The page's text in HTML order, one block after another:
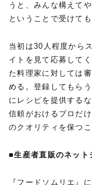
うと、みんな構えて
ということで受けて
当初は30人程度から
イトを見て応募して
た料理家に対しては
める。登録してもら
にレシピを提供する
信頼がおけるプロだ
のクオリティを保つ
■生産者直販のネット
『フードソムリエ』